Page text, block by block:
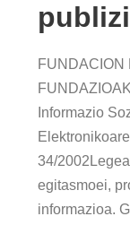
FUNDACION
Informazio
34/
egitasmoei,
informazioa.